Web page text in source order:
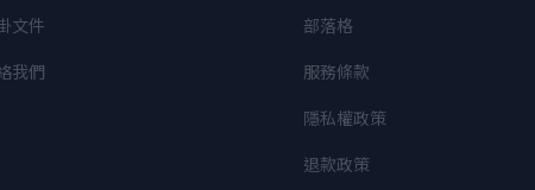
文件
我們
部落格
服務條款
隱私權政策
退款政策